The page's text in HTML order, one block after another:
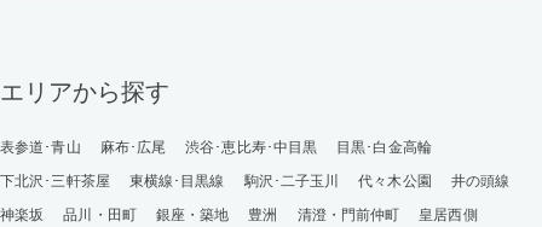
エリアから探す
表参道･青山 麻布･広尾 渋谷･恵比寿･中目黒
目黒･白金高輪
下北沢･三軒茶屋
東横線･目黒線 駒沢･二子玉川 代々木公園
井の頭線
神楽坂
品川・田町 銀座・築地 豊洲 清澄・門前仲町
皇居西側